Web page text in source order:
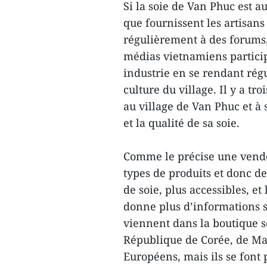
Si la soie de Van Phuc est
que fournissent les
régulièrement à des
médias vietnamiens
industrie en se rendant
culture du village. Il y a
au village de Van Phuc et
et la qualité de sa soie.
Comme le précise une
types de produits et donc
de soie, plus accessibles,
donne plus d’informations
viennent dans la boutique
République de Corée, de
Européens, mais ils se font